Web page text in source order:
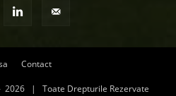
Contact
2026 | Toate Drepturile Rezervate